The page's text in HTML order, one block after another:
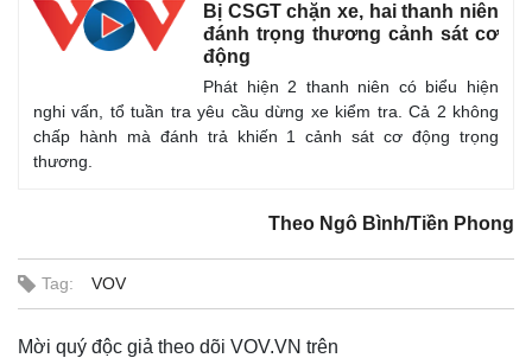
Bị CSGT chặn xe, hai thanh niên
đánh trọng thương cảnh sát cơ
động
Phát hiện 2 thanh niên có biểu hiện
nghi vấn, tổ tuần tra yêu cầu dừng xe kiểm tra. Cả 2 không
chấp hành mà đánh trả khiến 1 cảnh sát cơ động trọng
thương.
Theo Ngô Bình/Tiền Phong
Tag: VOV
Mời quý độc giả theo dõi VOV.VN trên